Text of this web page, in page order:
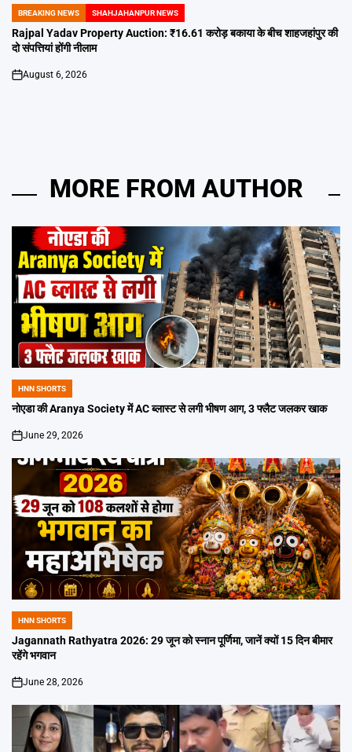
POSTED
IN
BREAKING NEWS SHAHJAHANPUR NEWS
Rajpal Yadav Property Auction: ₹16.61 करोड़ बकाया के बीच शाहजहांपुर की
दो संपत्तियां होंगी नीलाम
on
August 6, 2026
MORE FROM AUTHOR
POSTED
IN
HNN SHORTS
नोएडा की Aranya Society में AC ब्लास्ट से लगी भीषण आग, 3 फ्लैट जलकर खाक
on
June 29, 2026
POSTED
IN
HNN SHORTS
Jagannath Rathyatra 2026: 29 जून को स्नान पूर्णिमा, जानें क्यों 15 दिन बीमार
रहेंगे भगवान
on
June 28, 2026